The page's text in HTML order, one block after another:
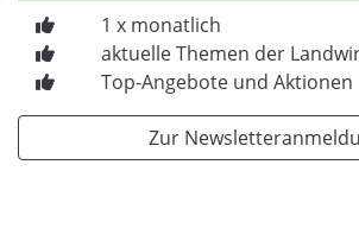
1 x monatlich
aktuelle Themen der
Top-Angebote und Aktionen
Zur